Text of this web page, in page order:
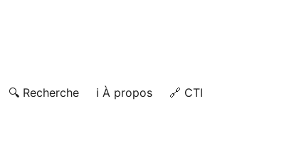
🔍 Recherche ℹ️ À propos 🔗 CTI